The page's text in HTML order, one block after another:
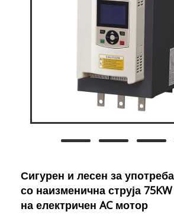
Сигурен и лесен за
со наизменична струја
на електричен AC мотор